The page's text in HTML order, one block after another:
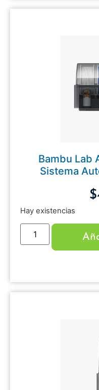
Bambu Lab
Sistema
$
Hay existencias